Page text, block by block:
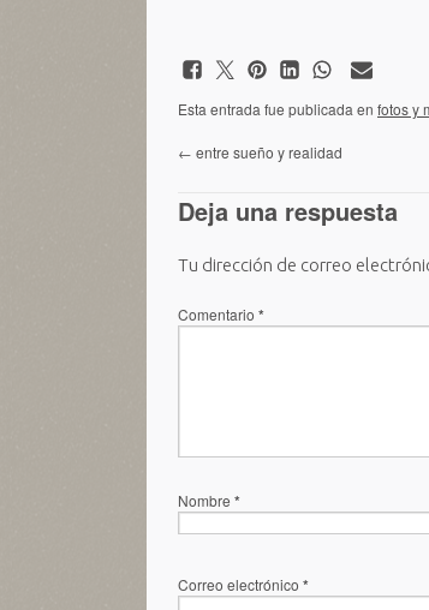
Esta entrada fue publicada en fotos y
← entre sueño y realidad
Deja una respuesta
Tu dirección de correo
Comentario *
Nombre *
Correo electrónico *